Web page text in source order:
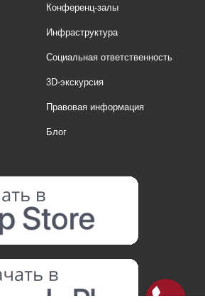
Конференц-залы
Инфраструктура
Социальная ответственность
3D-экскурсия
Правовая информация
Блог